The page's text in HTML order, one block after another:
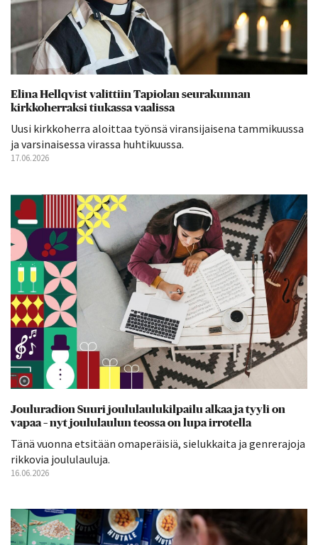
Elina Hellqvist valittiin Tapiolan seurakunnan
kirkkoherraksi tiukassa vaalissa
Uusi kirkkoherra aloittaa työnsä viransijaisena tammikuussa
ja varsinaisessa virassa huhtikuussa.
17.06.2026
Jouluradion Suuri joululaulukilpailu alkaa ja tyyli on
vapaa – nyt joululaulun teossa on lupa irrotella
Tänä vuonna etsitään omaperäisiä, sielukkaita ja genrerajoja
rikkovia joululauluja.
16.06.2026